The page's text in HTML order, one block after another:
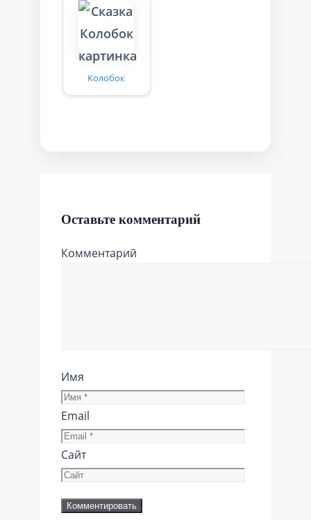
Колобок
Оставьте комментарий
Комментарий
Имя
Email
Сайт